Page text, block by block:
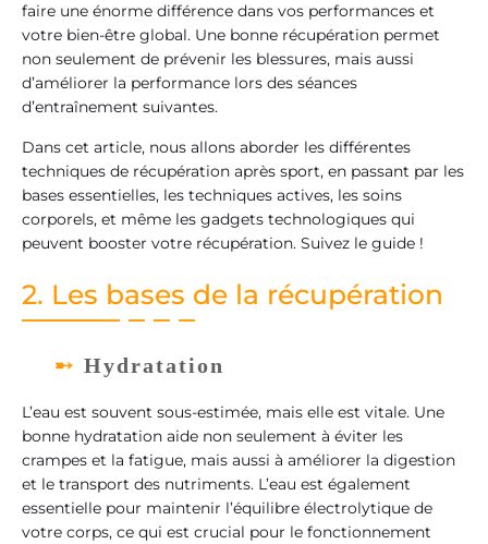
faire une énorme différence dans vos performances et
votre bien-être global. Une bonne récupération permet
non seulement de prévenir les blessures, mais aussi
d’améliorer la performance lors des séances
d’entraînement suivantes.
Dans cet article, nous allons aborder les différentes
techniques de récupération après sport, en passant par les
bases essentielles, les techniques actives, les soins
corporels, et même les gadgets technologiques qui
peuvent booster votre récupération. Suivez le guide !
2. Les bases de la récupération
Hydratation
L’eau est souvent sous-estimée, mais elle est vitale. Une
bonne hydratation aide non seulement à éviter les
crampes et la fatigue, mais aussi à améliorer la digestion
et le transport des nutriments. L’eau est également
essentielle pour maintenir l’équilibre électrolytique de
votre corps, ce qui est crucial pour le fonctionnement